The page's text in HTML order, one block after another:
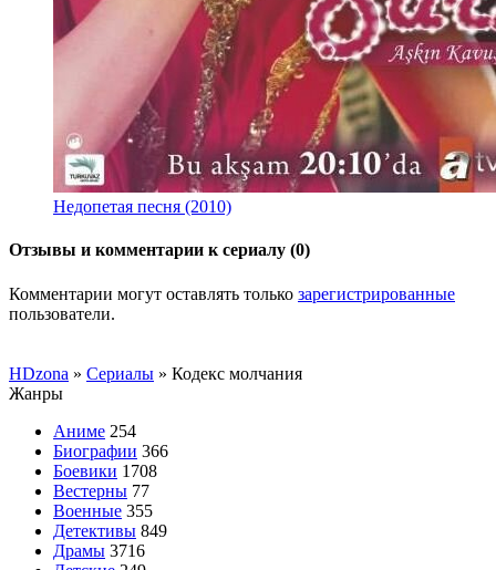
Недопетая песня (2010)
Отзывы и комментарии к сериалу (0)
Комментарии могут оставлять только зарегистрированные
пользователи.
HDzona » Сериалы » Кодекс молчания
Жанры
Аниме 254
Биографии 366
Боевики 1708
Вестерны 77
Военные 355
Детективы 849
Драмы 3716